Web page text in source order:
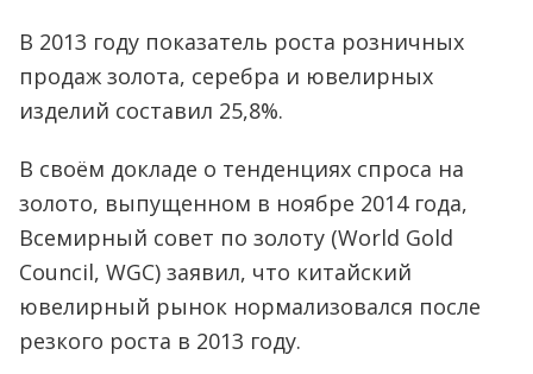
В 2013 году показатель роста розничных
продаж золота, серебра и ювелирных
изделий составил 25,8%.
В своём докладе о тенденциях спроса на
золото, выпущенном в ноябре 2014 года,
Всемирный совет по золоту (World Gold
Council, WGC) заявил, что китайский
ювелирный рынок нормализовался после
резкого роста в 2013 году.